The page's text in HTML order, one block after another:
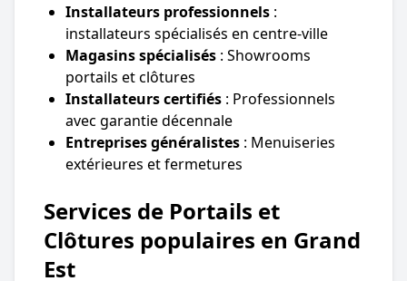
Installateurs professionnels :
installateurs spécialisés en centre-ville
Magasins spécialisés : Showrooms
portails et clôtures
Installateurs certifiés : Professionnels
avec garantie décennale
Entreprises généralistes : Menuiseries
extérieures et fermetures
Services de Portails et
Clôtures populaires en Grand
Est